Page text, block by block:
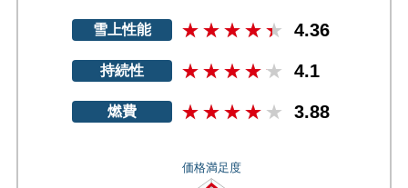
雪上性能 4.36
持続性 4.1
燃費 3.88